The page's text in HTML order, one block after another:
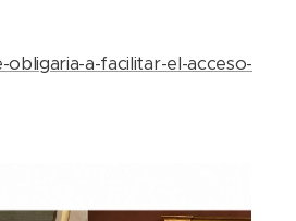
a-facilitar-el-acceso-